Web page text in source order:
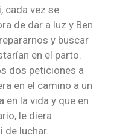
cada vez se
de dar a luz y Ben
y buscar
en el parto.
dos peticiones a
en el camino a un
en la vida y que en
le diera
de luchar.